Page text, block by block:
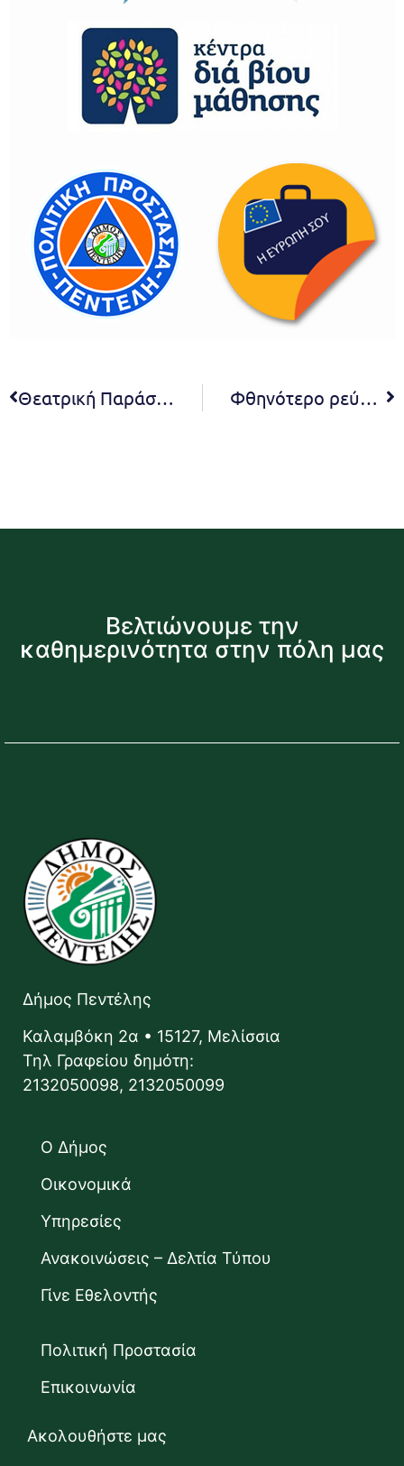
Θεατρική Παράσταση “Δελησταύρου και Υιός” Φθηνότερο ρεύμα και φυσικό αέριο για το Δήμο Πεντέλης μετά τη διενέργεια του διεθνούς διαγωνισμού
Βελτιώνουμε την
καθημερινότητα στην πόλη μας
Δήμος Πεντέλης
Καλαμβόκη 2α • 15127, Μελίσσια
Τηλ Γραφείου δημότη:
2132050098, 2132050099
Ο Δήμος
Οικονομικά
Υπηρεσίες
Ανακοινώσεις – Δελτία Τύπου
Γίνε Εθελοντής
Πολιτική Προστασία
Επικοινωνία
Ακολουθήστε μας